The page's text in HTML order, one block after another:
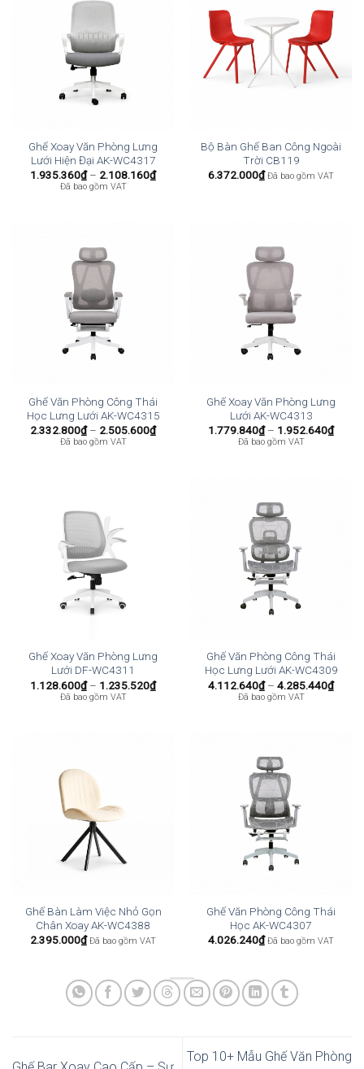
Ghế Xoay Văn Phòng Lưng
Lưới Hiện Đại AK-WC4317
1.935.360₫ – 2.108.160₫Khoảng
giá:
Đã bao gồm VAT
Bộ Bàn Ghế Ban Công Ngoài
Trời CB119
6.372.000₫ Đã bao gồm VAT
Ghế Văn Phòng Công Thái
Học Lưng Lưới AK-WC4315
2.332.800₫ – 2.505.600₫Khoảng
giá:
Đã bao gồm VAT
Ghế Xoay Văn Phòng Lưng
Lưới AK-WC4313
1.779.840₫ – 1.952.640₫
giá:
Đã bao gồm VAT
Ghế Xoay Văn Phòng Lưng
Lưới DF-WC4311
1.128.600₫ – 1.235.520₫Khoảng
giá:
Đã bao gồm VAT
Ghế Văn Phòng Công Thái
Học Lưng Lưới AK-WC4309
4.112.640₫ – 4.285.440₫
giá:
Đã bao gồm VAT
Ghế Bàn Làm Việc Nhỏ Gọn
Chân Xoay AK-WC4388
2.395.000₫ Đã bao gồm VAT
Ghế Văn Phòng Công Thái
Học AK-WC4307
4.026.240₫ Đã bao gồm VAT
Top 10+ Mẫu Ghế Văn Phòng